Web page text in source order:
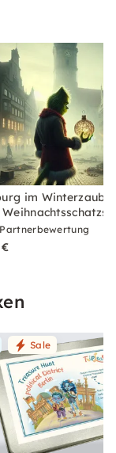
im
Partnerbewertung
Sale